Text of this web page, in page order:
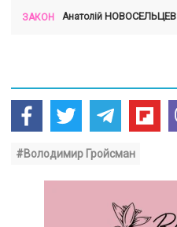
ЗАКОН Анатолій НОВОСЕЛЬЦЕВ
#Володимир Гройсман